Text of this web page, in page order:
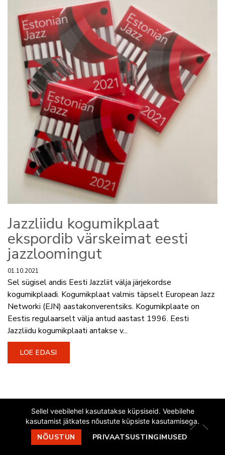
Jazzliidu kogumikplaat
ekspordib värskeimat eesti
jazzloomingut
01.10.2021
Sel sügisel andis Eesti Jazzliit välja järjekordse
kogumikplaadi. Kogumikplaat valmis täpselt European Jazz
Networki (EJN) aastakonverentsiks. Kogumikplaate on
Eestis regulaarselt välja antud aastast 1996. Eesti
Jazzliidu kogumikplaati antakse v...
LOE EDASI
Sellel veebilehel kasutatakse küpsiseid. Veebilehe
kasutamist jätkates nõustute küpsiste kasutamisega.
NÕUSTUN PRIVAATSUSTINGIMUSED